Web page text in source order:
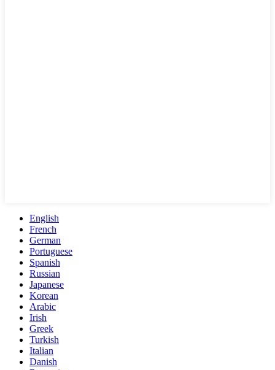
English
French
German
Portuguese
Spanish
Russian
Japanese
Korean
Arabic
Irish
Greek
Turkish
Italian
Danish